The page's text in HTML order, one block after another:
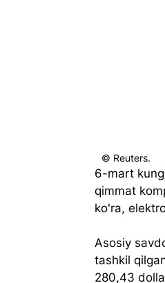
6-mart
qimmat
ko'ra,
Asosiy
tashkil
280,43
© Reuters.